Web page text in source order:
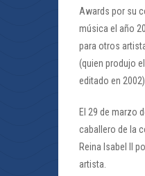
Awards por su
música el año
para otros
(quien produjo
editado en
El 29 de marzo
caballero de la
Reina Isabel II
artista.